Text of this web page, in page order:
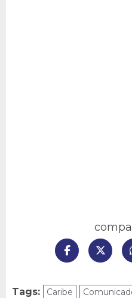
Tags: Caribe